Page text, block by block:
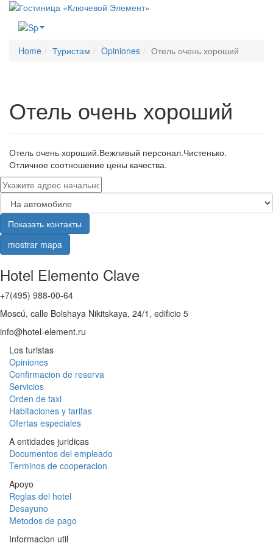
Home Туристам Opiniones Отель очень хороший
Отель очень хороший
Отель очень хороший.Вежливый персонал.Чистенько.
Отличное соотношение цены качества.
Показать контакты
mostrar mapa
Hotel Elemento Clave
+7(495) 988-00-64
Moscú, calle Bolshaya Nikitskaya, 24/1, edificio 5
info@hotel-element.ru
Los turistas
Opiniones
Confirmacion de reserva
Servicios
Orden de taxi
Habitaciones y tarifas
Ofertas especiales
A entidades juridicas
Documentos del empleado
Terminos de cooperacion
Apoyo
Reglas del hotel
Desayuno
Metodos de pago
Informacion util